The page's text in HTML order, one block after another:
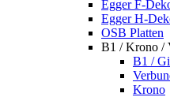
Egger F-
Egger H-
OSB Platten
B1 / Krono /
B1 /
Krono